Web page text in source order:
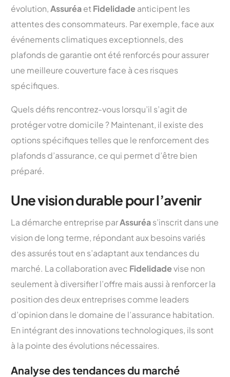
évolution,Assuréaet Fidelidade anticipent les
attentes des consommateurs. Par exemple, face aux
événements climatiques exceptionnels, des
plafonds de garantie ont été renforcés pour assurer
une meilleure couverture face à ces risques
spécifiques.
Quels défis rencontrez-vous lorsqu’il s’agit de
protéger votre domicile ? Maintenant, il existe des
options spécifiques telles que le renforcement des
plafonds d’assurance, ce qui permet d’être bien
préparé.
Une vision durable pour l’avenir
La démarche entreprise parAssuréas’inscrit dans une
vision de long terme, répondant aux besoins variés
des assurés tout en s’adaptant aux tendances du
marché. La collaboration avec Fidelidadevise non
seulement à diversifier l’offre mais aussi à renforcer la
position des deux entreprises comme leaders
d’opinion dans le domaine de l’assurance habitation.
En intégrant des innovations technologiques, ils sont
à la pointe des évolutions nécessaires.
Analyse des tendances du marché